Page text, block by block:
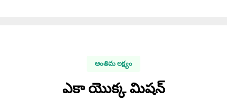
అంతిమ లక్ష్యం
ఎకా యొక్క మిషన్